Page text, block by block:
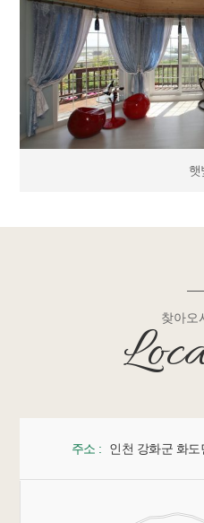
햇
찾아오
주소 : 인천 강화군 화